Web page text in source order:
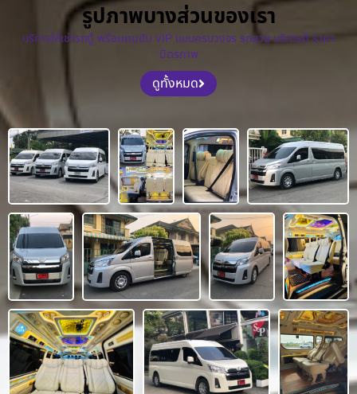
รูปภาพบางส่วนของเรา
บริการให้เช่ารถตู้ พร้อมคนขับ VIP แบบครบวงจร รถสวย บริการดี ราคา
มิตรภาพ
ดูทั้งหมด